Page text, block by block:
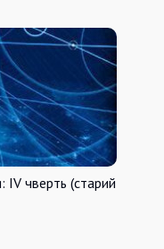
IV чверть (старий